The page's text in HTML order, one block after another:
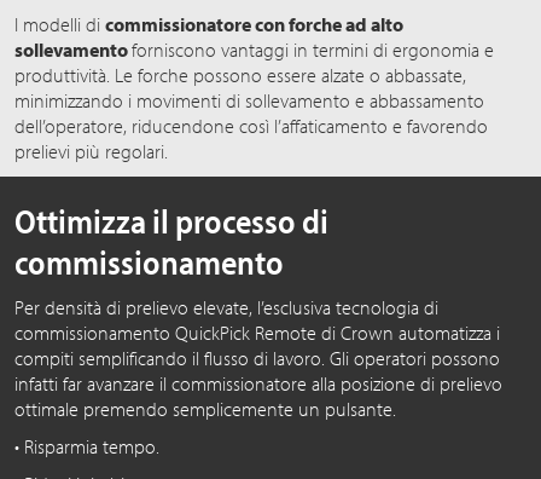
I modelli di commissionatore con forche ad alto
sollevamentoforniscono vantaggi in termini di ergonomia e
produttività. Le forche possono essere alzate o abbassate,
minimizzando i movimenti di sollevamento e abbassamento
dell’operatore, riducendone così l’affaticamento e favorendo
prelievi più regolari.
Ottimizza il processo di
commissionamento
Per densità di prelievo elevate, l’esclusiva tecnologia di
commissionamento QuickPick Remote di Crown automatizza i
compiti semplificando il flusso di lavoro. Gli operatori possono
infatti far avanzare il commissionatore alla posizione di prelievo
ottimale premendo semplicemente un pulsante.
• Risparmia tempo.